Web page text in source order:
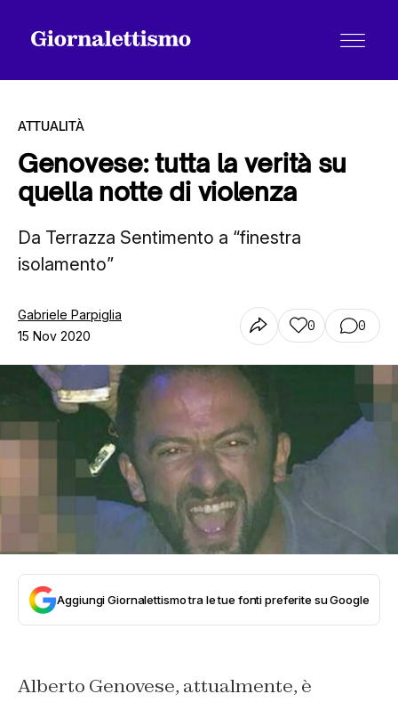
Tutti gli articoli
Chi siamo
Contatti
ATTUALITÀ
Genovese: tutta la verità su
quella notte di violenza
Da Terrazza Sentimento a “finestra
isolamento”
Gabriele Parpiglia
15 Nov 2020
0 0
Aggiungi Giornalettismo tra le tue fonti preferite su Google
Alberto Genovese, attualmente, è